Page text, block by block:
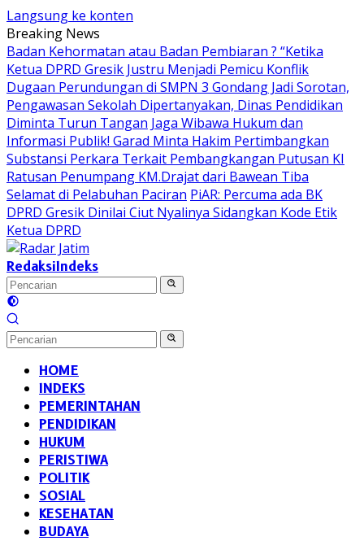
Langsung ke konten
Breaking News
Badan Kehormatan atau Badan Pembiaran ? “Ketika
Ketua DPRD Gresik Justru Menjadi Pemicu Konflik
Dugaan Perundungan di SMPN 3 Gondang Jadi Sorotan,
Pengawasan Sekolah Dipertanyakan, Dinas Pendidikan
Diminta Turun Tangan Jaga Wibawa Hukum dan
Informasi Publik! Garad Minta Hakim Pertimbangkan
Substansi Perkara Terkait Pembangkangan Putusan KI
Ratusan Penumpang KM.Drajat dari Bawean Tiba
Selamat di Pelabuhan Paciran PiAR: Percuma ada BK
DPRD Gresik Dinilai Ciut Nyalinya Sidangkan Kode Etik
Ketua DPRD
RedaksiIndeks
HOME
INDEKS
PEMERINTAHAN
PENDIDIKAN
HUKUM
PERISTIWA
POLITIK
SOSIAL
KESEHATAN
BUDAYA